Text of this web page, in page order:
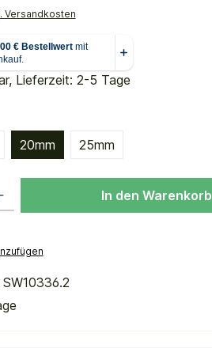
Versandkosten
Lieferzeit: 2-5 Tage
20mm 25mm
In den Warenkorb
SW10336.2